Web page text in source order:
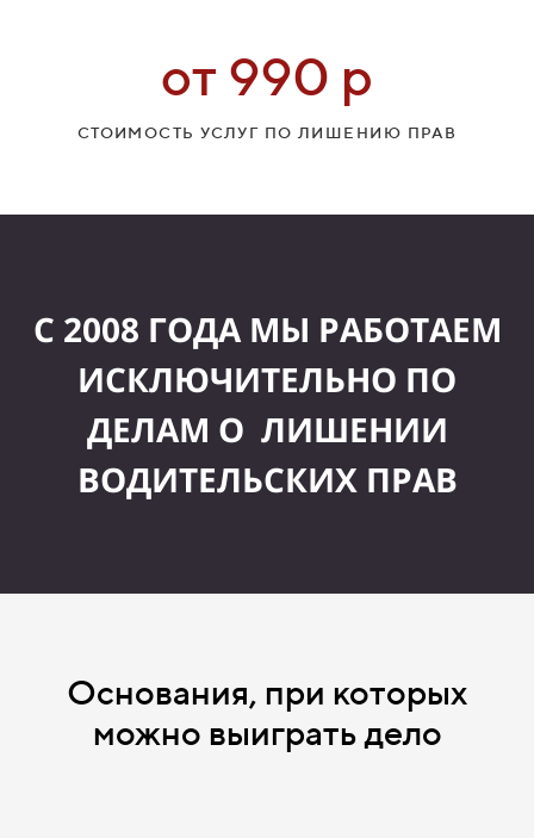
от 990 р
СТОИМОСТЬ УСЛУГ ПО ЛИШЕНИЮ ПРАВ
С 2008 ГОДА МЫ РАБОТАЕМ
ИСКЛЮЧИТЕЛЬНО ПО
ДЕЛАМ О ЛИШЕНИИ
ВОДИТЕЛЬСКИХ ПРАВ
Основания, при которых
можно выиграть дело